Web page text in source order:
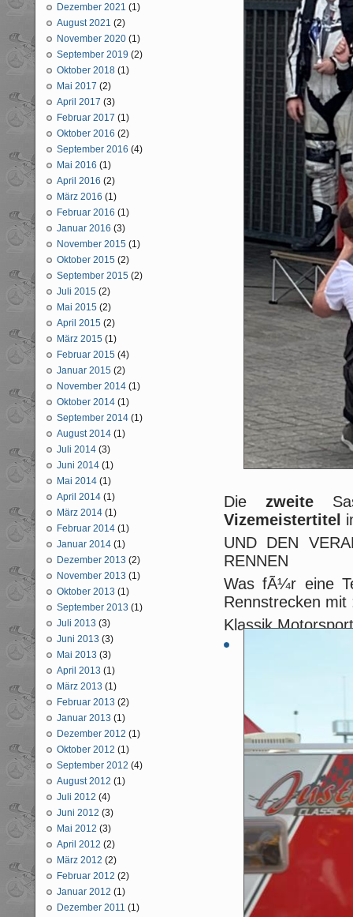
Dezember 2021 (1)
August 2021 (2)
November 2020 (1)
September 2019 (2)
Oktober 2018 (1)
Mai 2017 (2)
April 2017 (3)
Februar 2017 (1)
Oktober 2016 (2)
September 2016 (4)
Mai 2016 (1)
April 2016 (2)
März 2016 (1)
Februar 2016 (1)
Januar 2016 (3)
November 2015 (1)
Oktober 2015 (2)
September 2015 (2)
Juli 2015 (2)
Mai 2015 (2)
April 2015 (2)
März 2015 (1)
Februar 2015 (4)
Januar 2015 (2)
November 2014 (1)
Oktober 2014 (1)
September 2014 (1)
August 2014 (1)
Juli 2014 (3)
Juni 2014 (1)
Mai 2014 (1)
April 2014 (1)
März 2014 (1)
Februar 2014 (1)
Januar 2014 (1)
Dezember 2013 (2)
November 2013 (1)
Oktober 2013 (1)
September 2013 (1)
Juli 2013 (3)
Juni 2013 (3)
Mai 2013 (3)
April 2013 (1)
März 2013 (1)
Februar 2013 (2)
Januar 2013 (1)
Dezember 2012 (1)
Oktober 2012 (1)
September 2012 (4)
August 2012 (1)
Juli 2012 (4)
Juni 2012 (3)
Mai 2012 (3)
April 2012 (2)
März 2012 (2)
Februar 2012 (2)
Januar 2012 (1)
Dezember 2011 (1)
Die zweite
Vizemeistertitel
UND DEN
RENNEN
Was fÃ¼r eine
Rennstrecken mit
Klassik Motorsport